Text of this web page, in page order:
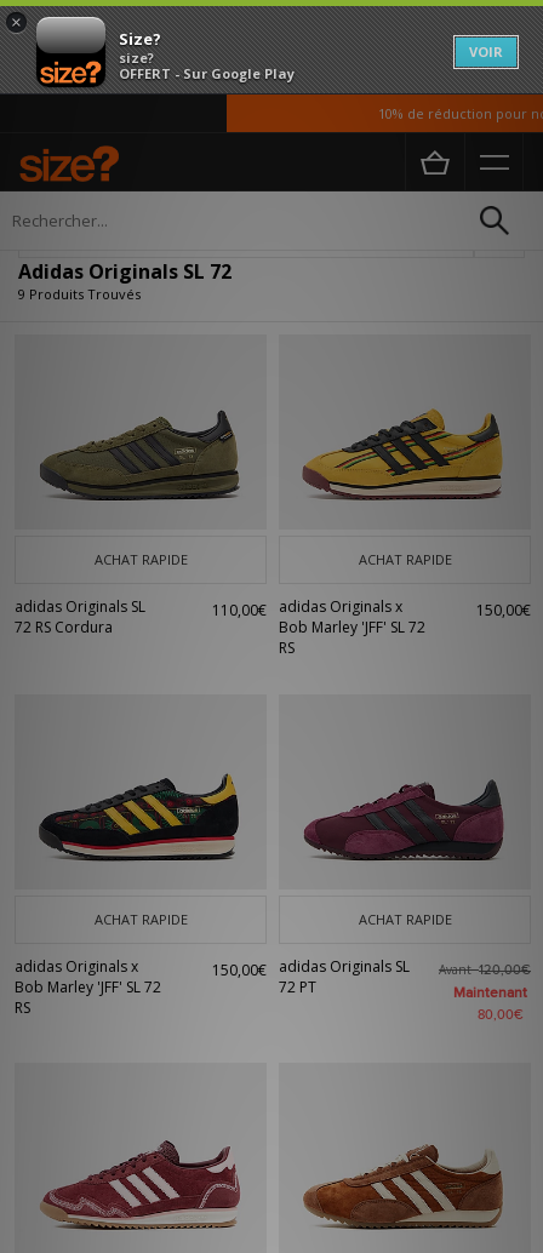
×
Size?
size?
OFFERT - Sur Google Play
VOIR
10% de réduction pour
Accueil Adidas Originals SL 72
Adidas Originals SL 72
9 Produits Trouvés
ACHAT RAPIDE
adidas Originals SL
72 RS Cordura
110,00€
ACHAT RAPIDE
adidas Originals x
Bob Marley 'JFF' SL 72
RS
150,00€
ACHAT RAPIDE
adidas Originals x
Bob Marley 'JFF' SL 72
RS
150,00€
ACHAT RAPIDE
adidas Originals SL
72 PT
Avant120,00€
Maintenant
80,00€